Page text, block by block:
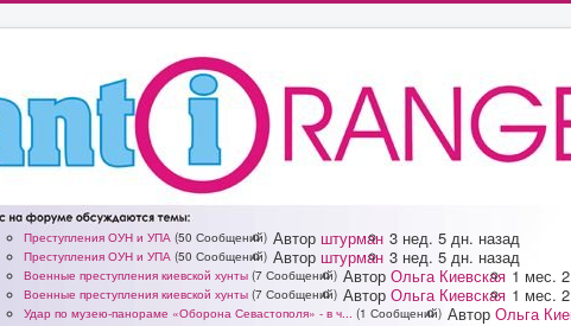
Преступления ОУН и УПА (50 Сообщений) Автор штурман 3 нед. 5 дн. назад
Преступления ОУН и УПА (50 Сообщений) Автор штурман 3 нед. 5 дн. назад
Военные преступления киевской хунты (7 Сообщений) Автор Ольга Киевская 1 мес.
Военные преступления киевской хунты (7 Сообщений) Автор Ольга Киевская 1 мес.
Удар по музею-панораме «Оборона Севастополя» - в ч... (1 Сообщений) Автор Ольга